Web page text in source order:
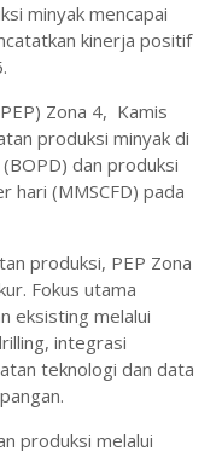
minyak mencapai
kinerja positif
Zona 4, Kamis
produksi minyak di
dan produksi
hari (MMSCFD) pada
produksi, PEP Zona
Fokus utama
eksisting melalui
integrasi
teknologi dan data
produksi melalui